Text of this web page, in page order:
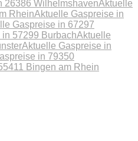
26386 WilhelmshavenAktuelle
RheinAktuelle Gaspreise in
Gaspreise in 67297
57299 BurbachAktuelle
Aktuelle Gaspreise in
in 79350
Bingen am Rhein